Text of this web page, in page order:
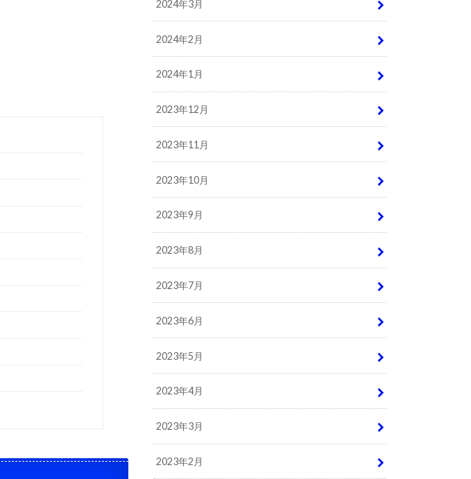
2024年3月
2024年2月
2024年1月
2023年12月
2023年11月
2023年10月
2023年9月
2023年8月
2023年7月
2023年6月
2023年5月
2023年4月
2023年3月
2023年2月